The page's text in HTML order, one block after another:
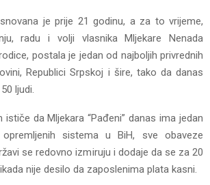
je prije 21 godinu, a za to vrijeme,
radu i volji vlasnika Mljekare Nenada
postala je jedan od najboljih privrednih
Republici Srpskoj i šire, tako da danas
ljudi.
da Mljekara “Pađeni” danas ima jedan
sistema u BiH, sve obaveze
se redovno izmiruju i dodaje da se za 20
nije desilo da zaposlenima plata kasni.